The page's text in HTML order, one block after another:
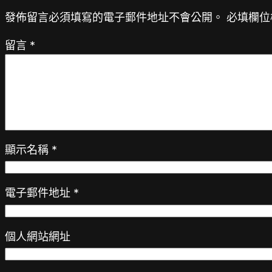
發佈留言必須填寫的電子郵件地址不會公開。 必填欄
留言 *
顯示名稱 *
電子郵件地址 *
個人網站網址